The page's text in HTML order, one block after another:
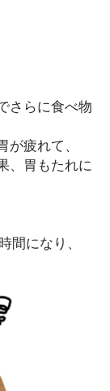
さらに食べ物
疲れて、
、胃もたれに
間になり、